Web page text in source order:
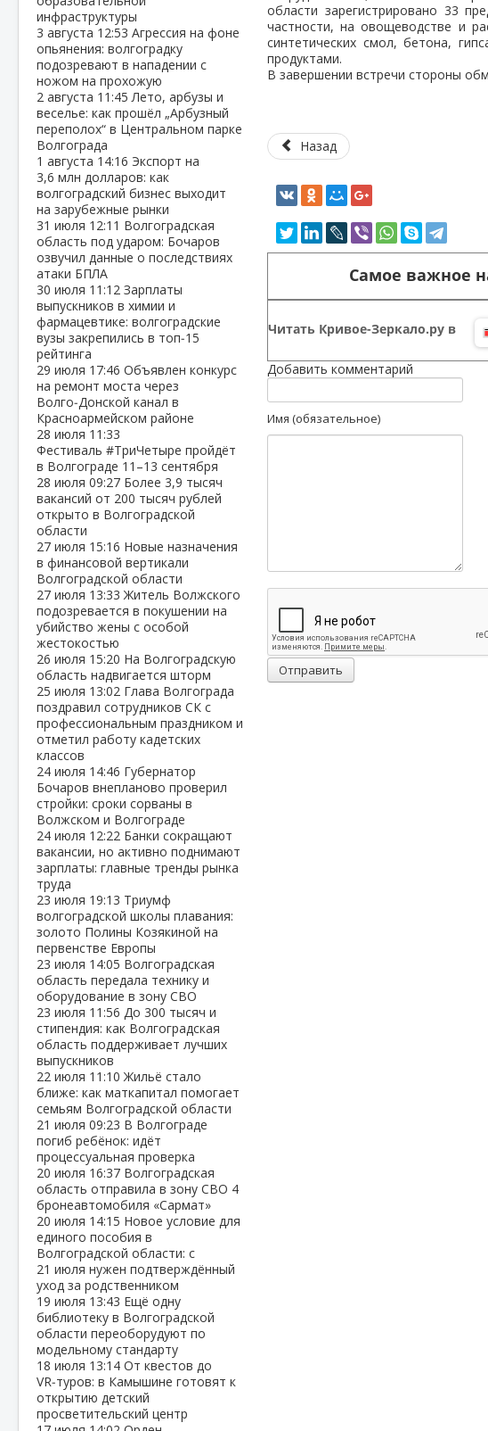
инфраструктуры
3 августа 12:53 Агрессия на фоне
опьянения: волгоградку
подозревают в нападении с
ножом на прохожую
2 августа 11:45Лето, арбузы и
веселье: как прошёл „Арбузный
переполох“ в Центральном парке
Волгограда
1 августа 14:16 Экспорт на
3,6 млн долларов: как
волгоградский бизнес выходит
на зарубежные рынки
31 июля 12:11 Волгоградская
область под ударом: Бочаров
озвучил данные о последствиях
атаки БПЛА
30 июля 11:12 Зарплаты
выпускников в химии и
фармацевтике: волгоградские
вузы закрепились в топ‑15
рейтинга
29 июля 17:46 Объявлен конкурс
на ремонт моста через
Волго‑Донской канал в
Красноармейском районе
28 июля 11:33
Фестиваль #ТриЧетыре пройдёт
в Волгограде 11–13 сентября
28 июля 09:27 Более 3,9 тысяч
вакансий от 200 тысяч рублей
открыто в Волгоградской
области
27 июля 15:16 Новые назначения
в финансовой вертикали
Волгоградской области
27 июля 13:33Житель Волжского
подозревается в покушении на
убийство жены с особой
жестокостью
26 июля 15:20 На Волгоградскую
область надвигается шторм
25 июля 13:02 Глава Волгограда
поздравил сотрудников СК с
профессиональным праздником и
отметил работу кадетских
классов
24 июля 14:46 Губернатор
Бочаров внепланово проверил
стройки: сроки сорваны в
Волжском и Волгограде
24 июля 12:22 Банки сокращают
вакансии, но активно поднимают
зарплаты: главные тренды рынка
труда
23 июля 19:13 Триумф
волгоградской школы плавания:
золото Полины Козякиной на
первенстве Европы
23 июля 14:05 Волгоградская
область передала технику и
оборудование в зону СВО
23 июля 11:56 До 300 тысяч и
стипендия: как Волгоградская
область поддерживает лучших
выпускников
22 июля 11:10Жильё стало
ближе: как маткапитал помогает
семьям Волгоградской области
21 июля 09:23 В Волгограде
погиб ребёнок: идёт
процессуальная проверка
20 июля 16:37 Волгоградская
область отправила в зону СВО 4
бронеавтомобиля «Сармат»
20 июля 14:15 Новое условие для
единого пособия в
Волгоградской области: с
21 июля нужен подтверждённый
уход за родственником
19 июля 13:43 Ещё одну
библиотеку в Волгоградской
области переоборудуют по
модельному стандарту
18 июля 13:14 От квестов до
VR‑туров: в Камышине готовят к
открытию детский
просветительский центр
области зарегистрировано 33
частности, на овощеводстве и
синтетических смол, бетона,
продуктами.
В завершении встречи стороны
Назад
Самое важное
Читать Кривое-Зеркало.ру в
Добавить комментарий
Имя (обязательное)
Отправить